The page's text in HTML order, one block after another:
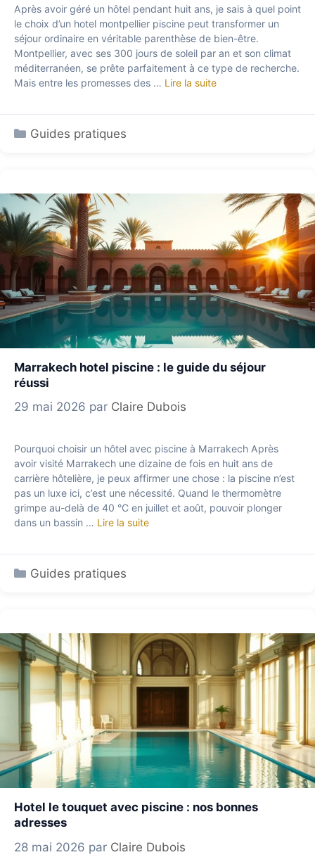
Après avoir géré un hôtel pendant huit ans, je sais à quel point
le choix d’un hotel montpellier piscine peut transformer un
séjour ordinaire en véritable parenthèse de bien-être.
Montpellier, avec ses 300 jours de soleil par an et son climat
méditerranéen, se prête parfaitement à ce type de recherche.
Mais entre les promesses des … Lire la suite
Catégories
Guides pratiques
Marrakech hotel piscine : le guide du séjour
réussi
29 mai 2026 par Claire Dubois
Pourquoi choisir un hôtel avec piscine à Marrakech Après
avoir visité Marrakech une dizaine de fois en huit ans de
carrière hôtelière, je peux affirmer une chose : la piscine n’est
pas un luxe ici, c’est une nécessité. Quand le thermomètre
grimpe au-delà de 40 °C en juillet et août, pouvoir plonger
dans un bassin … Lire la suite
Catégories
Guides pratiques
Hotel le touquet avec piscine : nos bonnes
adresses
28 mai 2026 par Claire Dubois